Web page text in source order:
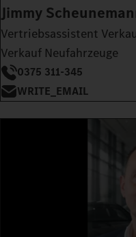
Jimmy
Vertriebsassistent
Verkauf Neufahrzeuge
0375 311-345
WRITE_EMAIL